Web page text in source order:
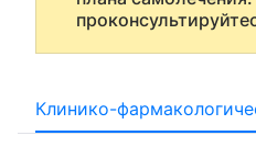
Клинико-